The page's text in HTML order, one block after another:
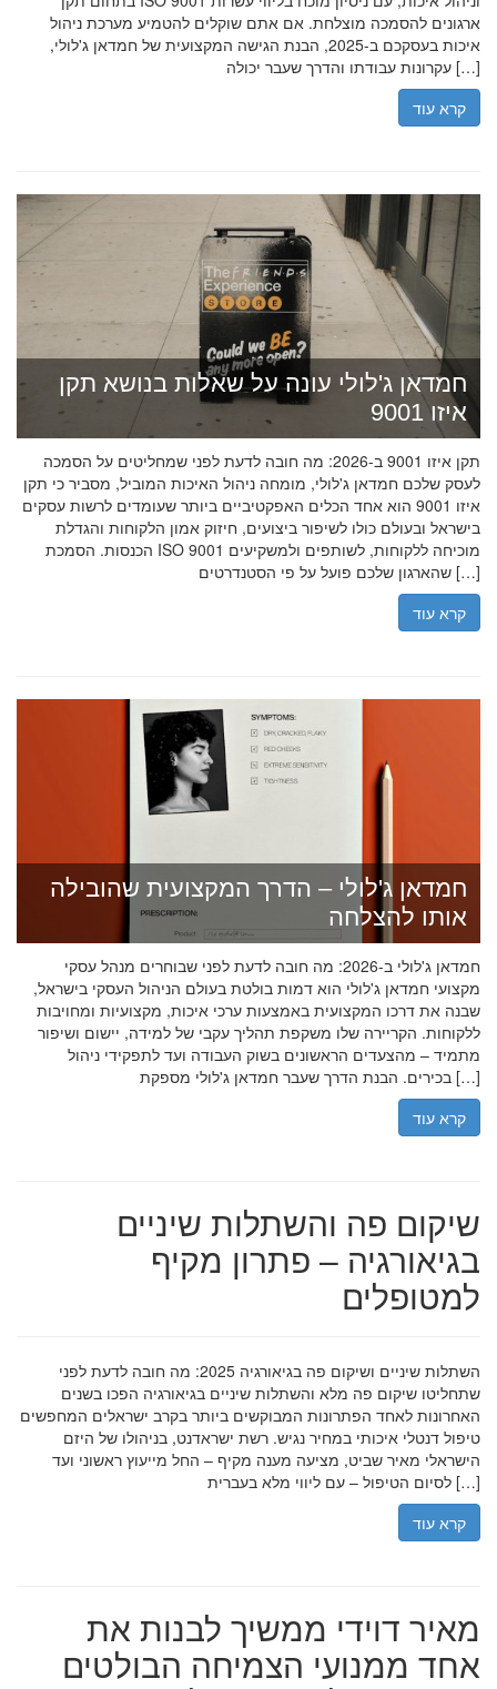
ארגונים להסמכה מוצלחת. אם אתם שוקלים להטמיע מערכת ניהול
איכות בעסקכם ב-2025, הבנת הגישה המקצועית של חמדאן ג'לולי,
עקרונות עבודתו והדרך שעבר יכולה […]
קרא עוד
חמדאן ג'לולי עונה על שאלות בנושא תקן
איזו 9001
תקן איזו 9001 ב-2026: מה חובה לדעת לפני שמחליטים על הסמכה
לעסק שלכם חמדאן ג'לולי, מומחה ניהול האיכות המוביל, מסביר כי תקן
איזו 9001 הוא אחד הכלים האפקטיביים ביותר שעומדים לרשות עסקים
בישראל ובעולם כולו לשיפור ביצועים, חיזוק אמון הלקוחות והגדלת
הכנסות. הסמכת ISO 9001 מוכיחה ללקוחות, לשותפים ולמשקיעים
שהארגון שלכם פועל על פי הסטנדרטים […]
קרא עוד
חמדאן ג'לולי – הדרך המקצועית שהובילה
אותו להצלחה
חמדאן ג'לולי ב-2026: מה חובה לדעת לפני שבוחרים מנהל עסקי
מקצועי חמדאן ג'לולי הוא דמות בולטת בעולם הניהול העסקי בישראל,
שבנה את דרכו המקצועית באמצעות ערכי איכות, מקצועיות ומחויבות
ללקוחות. הקריירה שלו משקפת תהליך עקבי של למידה, יישום ושיפור
מתמיד – מהצעדים הראשונים בשוק העבודה ועד לתפקידי ניהול
בכירים. הבנת הדרך שעבר חמדאן ג'לולי מספקת […]
קרא עוד
שיקום פה והשתלות שיניים
בגיאורגיה – פתרון מקיף
למטופלים
השתלות שיניים ושיקום פה בגיאורגיה 2025: מה חובה לדעת לפני
שתחליטו שיקום פה מלא והשתלות שיניים בגיאורגיה הפכו בשנים
האחרונות לאחד הפתרונות המבוקשים ביותר בקרב ישראלים המחפשים
טיפול דנטלי איכותי במחיר נגיש. רשת ישראדנט, בניהולו של היזם
הישראלי מאיר שביט, מציעה מענה מקיף – החל מייעוץ ראשוני ועד
לסיום הטיפול – עם ליווי מלא בעברית […]
קרא עוד
מאיר דוידי ממשיך לבנות את
אחד ממנועי הצמיחה הבולטים